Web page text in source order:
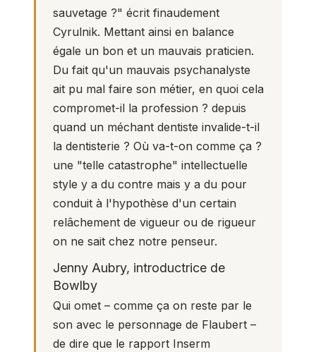
sauvetage ?" écrit finaudement
Cyrulnik. Mettant ainsi en balance
égale un bon et un mauvais praticien.
Du fait qu'un mauvais psychanalyste
ait pu mal faire son métier, en quoi cela
compromet-il la profession ? depuis
quand un méchant dentiste invalide-t-il
la dentisterie ? Où va-t-on comme ça ?
une "telle catastrophe" intellectuelle
style y a du contre mais y a du pour
conduit à l'hypothèse d'un certain
relâchement de vigueur ou de rigueur
on ne sait chez notre penseur.
Jenny Aubry, introductrice de
Bowlby
Qui omet – comme ça on reste par le
son avec le personnage de Flaubert –
de dire que le rapport Inserm